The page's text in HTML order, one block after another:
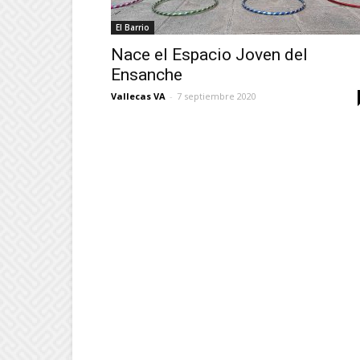
El Barrio
Nace el Espacio Joven del
Ensanche
Vallecas VA - 7 septiembre 2020